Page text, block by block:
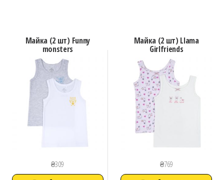
Майка (2 шт) Funny
monsters
₴309
Майка (2 шт) Llama
Girlfriends
₴769